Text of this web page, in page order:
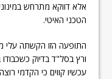
אלא דווקא מתרחש
הטכני האיטי.
התופעה הזו הקשתה
ורץ בסל"ד בדיוק
עכשיו קווים כי הקדמי